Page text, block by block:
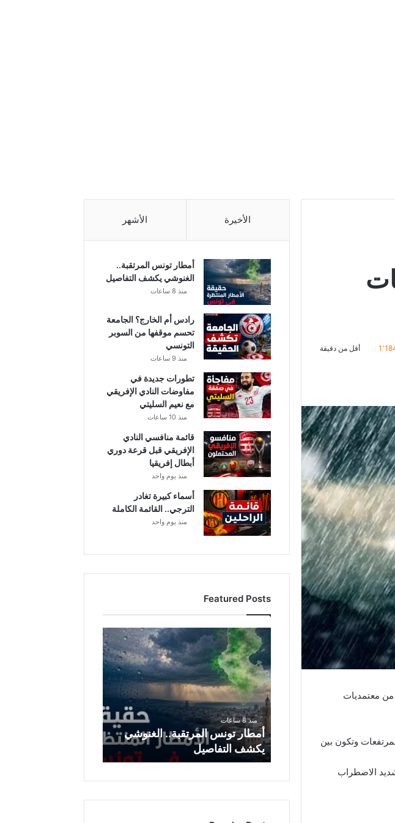
أقل من دقيقة
من معتمديات
بين 18 و24 درجة بالشمال والمرتفعات وتكون بين
الاضطراب
الأخيرة الأشهر
أمطار تونس المرتقبة..
الغنوشي يكشف التفاصيل
منذ 8 ساعات
رادس أم الخارج؟ الجامعة
تحسم موقفها من السوبر
التونسي
منذ 9 ساعات
تطورات جديدة في
مفاوضات النادي الإفريقي
مع نعيم السليتي
منذ 10 ساعات
قائمة منافسي النادي
الإفريقي قبل قرعة دوري
أبطال إفريقيا
منذ يوم واحد
أسماء كبيرة تغادر
الترجي.. القائمة الكاملة
منذ يوم واحد
Featured Posts
أمطار
تونس
المرتقبة..
الغنوشي
يكشف
التفاصيل
منذ 8 ساعات
أمطار تونس المرتقبة.. الغنوشي
يكشف التفاصيل